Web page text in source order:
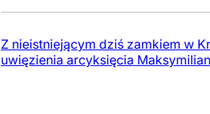
Z nieistniejącym dziś zamkiem w
uwięzienia arcyksięcia